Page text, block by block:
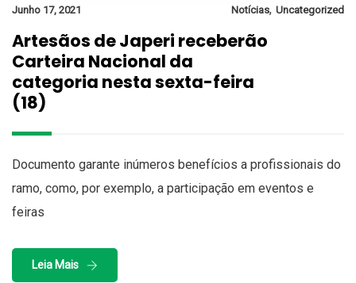
Junho 17, 2021 Notícias, Uncategorized
Artesãos de Japeri receberão
Carteira Nacional da
categoria nesta sexta-feira
(18)
Documento garante inúmeros benefícios a profissionais do
ramo, como, por exemplo, a participação em eventos e
feiras
Leia Mais